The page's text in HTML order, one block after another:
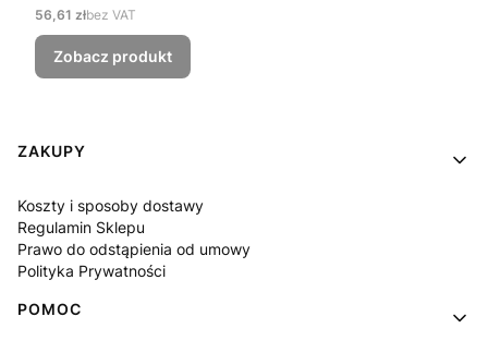
Cena
56,61 złbez VAT
Zobacz produkt
Linki w stopce
ZAKUPY
Koszty i sposoby dostawy
Regulamin Sklepu
Prawo do odstąpienia od umowy
Polityka Prywatności
POMOC